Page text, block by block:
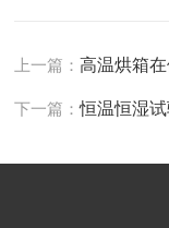
上一篇：高温烘箱
下一篇：恒温恒湿